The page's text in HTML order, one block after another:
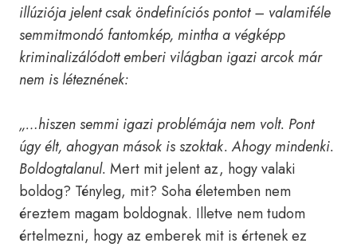
illúziója jelent csak öndefiníciós pontot – valamiféle
semmitmondó fantomkép, mintha a végképp
kriminalizálódott emberi világban igazi arcok már
nem is léteznének:
„…hiszen semmi igazi problémája nem volt. Pont
úgy élt, ahogyan mások is szoktak. Ahogy mindenki.
Boldogtalanul. Mert mit jelent az, hogy valaki
boldog? Tényleg, mit? Soha életemben nem
éreztem magam boldognak. Illetve nem tudom
értelmezni, hogy az emberek mit is értenek ez